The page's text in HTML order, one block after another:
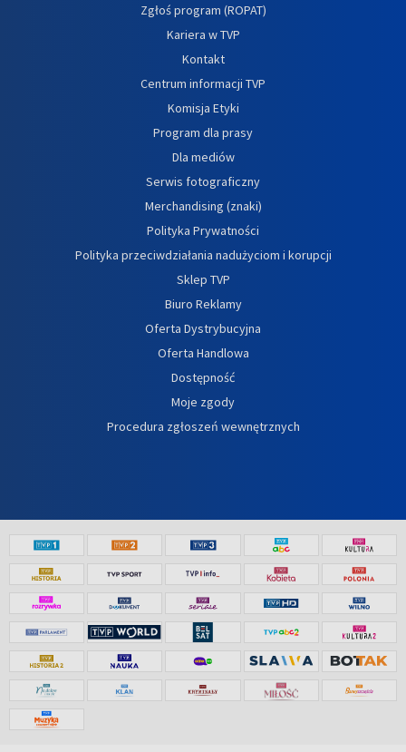
Zgłoś program (ROPAT)
Kariera w TVP
Kontakt
Centrum informacji TVP
Komisja Etyki
Program dla prasy
Dla mediów
Serwis fotograficzny
Merchandising (znaki)
Polityka Prywatności
Polityka przeciwdziałania nadużyciom i korupcji
Sklep TVP
Biuro Reklamy
Oferta Dystrybucyjna
Oferta Handlowa
Dostępność
Moje zgody
Procedura zgłoszeń wewnętrznych